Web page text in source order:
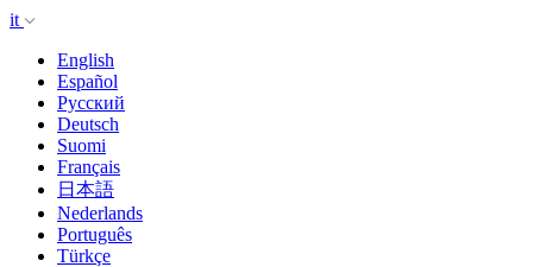
it
English
Español
Русский
Deutsch
Suomi
Français
日本語
Nederlands
Português
Türkçe